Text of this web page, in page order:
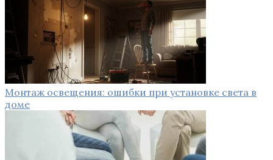
Монтаж освещения: ошибки при установке света в
доме